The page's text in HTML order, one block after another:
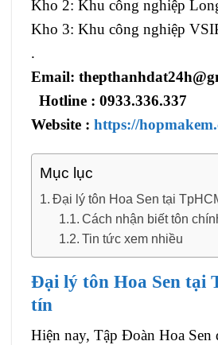
Kho 2: Khu công nghiệp
Kho 3: Khu công nghiệp
.
Email:
Hotline : 0933.336.337
Website : https://
Mục lục
Đại lý tôn Hoa Sen tại
Cách nhận biết tôn
Tin tức xem nhiều
Đại lý tôn Hoa Sen tại
tín
Hiện nay, Tập Đoàn Hoa Sen